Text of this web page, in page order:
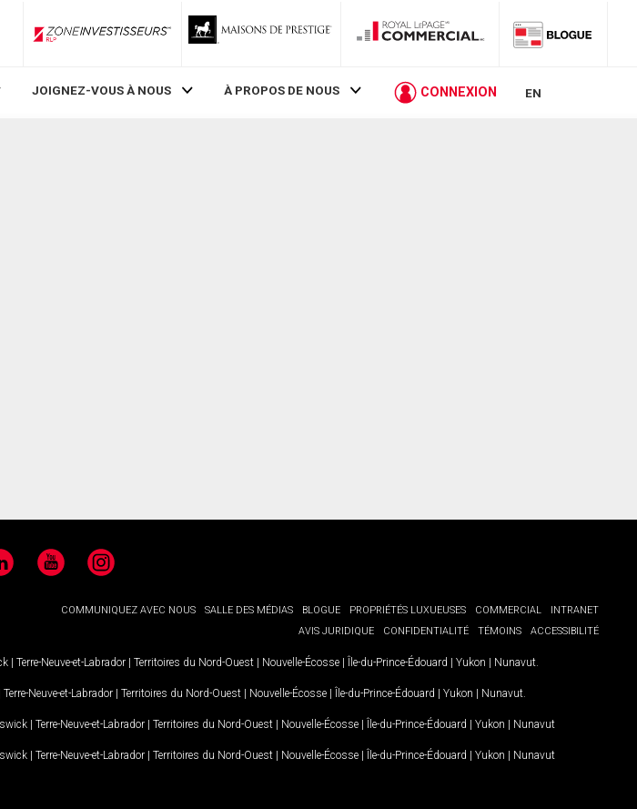
ZoneInvestisseurs RLP
JOIGNEZ-VOUS À NOUS À PROPOS DE NOUS CONNEXION EN
YouTubeInstagram
COMMUNIQUEZ AVEC NOUS SALLE DES MÉDIAS BLOGUE PROPRIÉTÉS LUXUEUSES COMMERCIAL
INTRANET
AVIS JURIDIQUE
CONFIDENTIALITÉ TÉMOINS ACCESSIBILITÉ
| Terre-Neuve-et-Labrador | Territoires du Nord-Ouest | Nouvelle-Écosse | Île-du-Prince-Édouard | Yukon | Nunavut
Terre-Neuve-et-Labrador | Territoires du Nord-Ouest | Nouvelle-Écosse | Île-du-Prince-Édouard | Yukon | Nunavut
| Terre-Neuve-et-Labrador | Territoires du Nord-Ouest | Nouvelle-Écosse | Île-du-Prince-Édouard | Yukon | Nunavut
| Terre-Neuve-et-Labrador | Territoires du Nord-Ouest | Nouvelle-Écosse | Île-du-Prince-Édouard | Yukon | Nunavut